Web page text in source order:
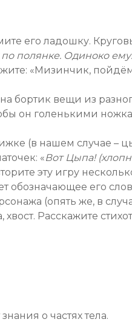
его ладошку.
по полянке. Одиноко
«Мизинчик,
бортик вещи из
он голенькими
(в нашем случае –
«Вот Цыпа!
эту игру
обозначающее его
(опять же, в
Расскажите
о частях тела.